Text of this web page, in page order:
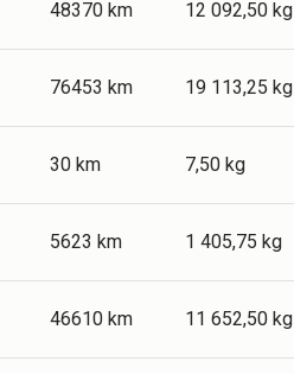
48370 km 12 092,50 kg
76453 km 19 113,25 kg
30 km 7,50 kg
5623 km 1 405,75 kg
46610 km 11 652,50 kg